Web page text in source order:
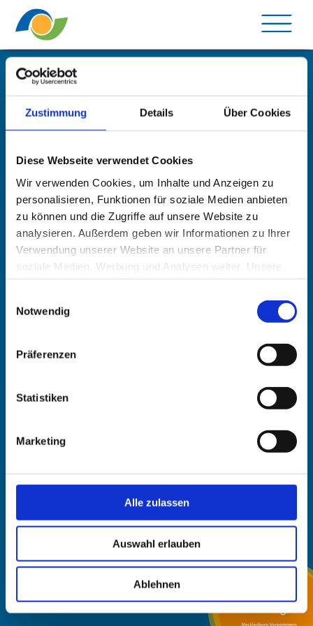
Zustimmung Details Über Cookies
Diese Webseite verwendet Cookies
Wir verwenden Cookies, um Inhalte und Anzeigen zu
personalisieren, Funktionen für soziale Medien anbieten
zu können und die Zugriffe auf unsere Website zu
analysieren. Außerdem geben wir Informationen zu Ihrer
Verwendung unserer Website an unsere Partner für
soziale Medien, Werbung und Analysen weiter. Unsere
Partner führen diese Informationen möglicherweise mit
weiteren Daten zusammen, die Sie ihnen bereitgestellt
haben oder die sie im Rahmen Ihrer Nutzung der Dienste
Notwendig
Präferenzen
Statistiken
Marketing
Alle zulassen
Auswahl erlauben
Ablehnen
Branche
Datenschutz
Impressum
Kontakt
Puschkinstraße 44 / Altes Rathaus
info@mecklenburg-schwerin.de
@bestmecklenburg
@metropolregion_hamburg